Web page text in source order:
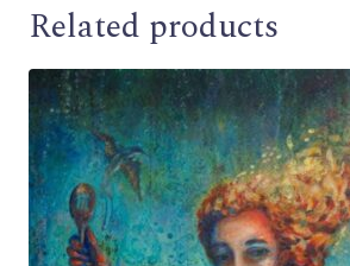
Related products